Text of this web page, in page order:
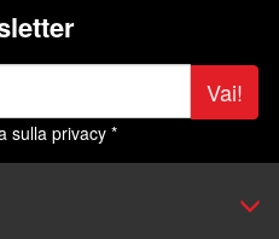
Vai!
sulla privacy *